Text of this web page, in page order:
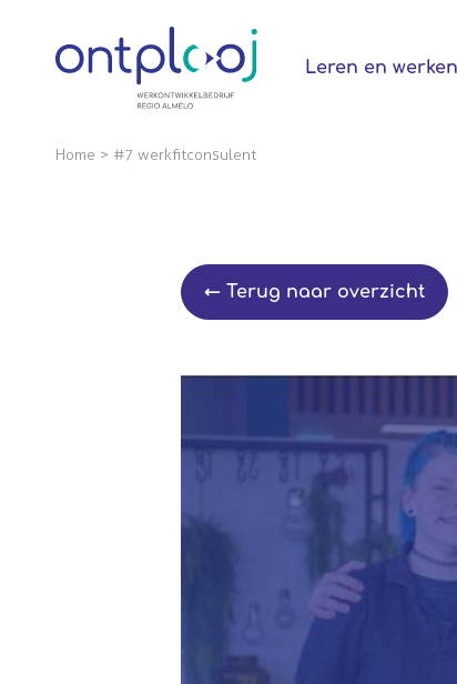
Naar hoofdinhoud
Leren en werken
Home > #7 werkfitconsulent
← Terug naar overzicht